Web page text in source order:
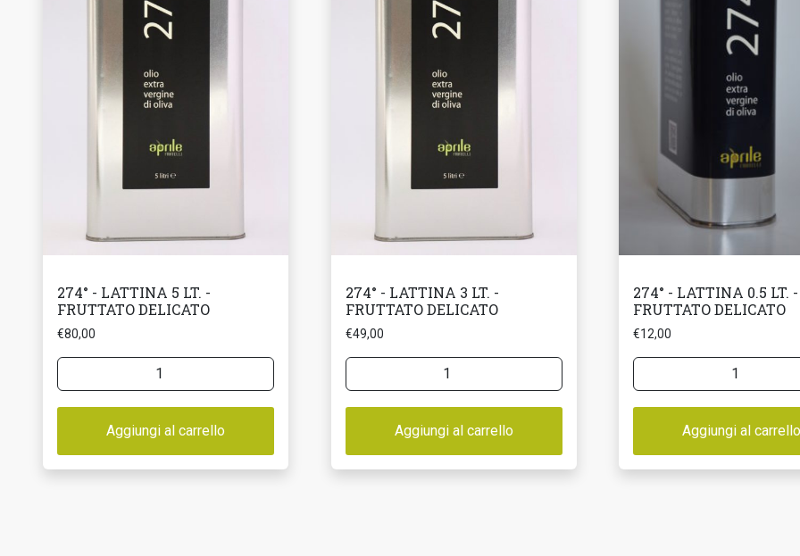
274° - LATTINA 5 LT. -
FRUTTATO DELICATO
€80,00
274°
-
LATTINA
LT.
-
Aggiungi al carrello
274° - LATTINA 3 LT. -
FRUTTATO DELICATO
€49,00
274°
-
LATTINA
LT.
-
Aggiungi al carrello
274° - LATTINA 0.5 LT. -
FRUTTATO DELICATO
€12,00
274°
-
LATTINA
LT.
-
Aggiungi al carrello